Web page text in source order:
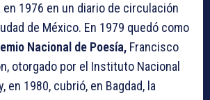
1976 en un diario de circulación
de México. En 1979 quedó como
Nacional de Poesía, Francisco
otorgado por el Instituto Nacional
en 1980, cubrió, en Bagdad, la